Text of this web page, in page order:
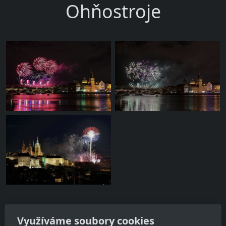
Ohňostroje
Využíváme soubory cookies